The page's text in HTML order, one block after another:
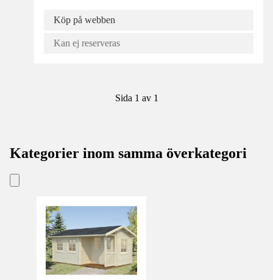
Köp på webben
Kan ej reserveras
Sida 1 av 1
Kategorier inom samma överkategori